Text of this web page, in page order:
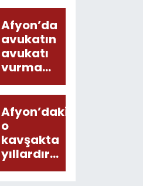
Afyon’da
avukatın
avukatı
vurma
olayında
yeni bilgiler
geldi...
Meğer, kan
donduracak
olaylar
olmuş...
Afyon’daki
o
kavşakta
yıllardır
değişen